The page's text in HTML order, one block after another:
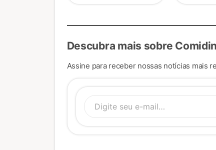
Descubra mais sobre
Assine para receber nossas notícias mais
Digite